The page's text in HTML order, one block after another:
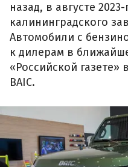
назад, в августе
калининградского
Автомобили с
к дилерам в
«Российской газете»
BAIC.